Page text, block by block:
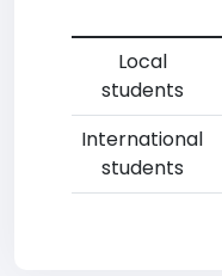
Local
students
International
students